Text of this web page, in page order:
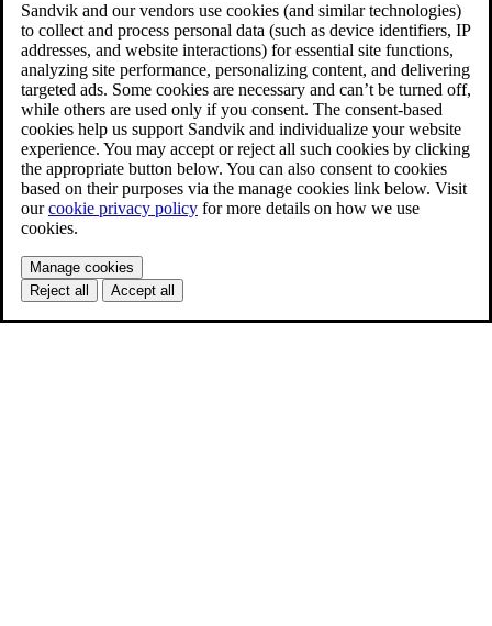
Sandvik and our vendors use cookies (and similar technologies)
to collect and process personal data (such as device identifiers, IP
addresses, and website interactions) for essential site functions,
analyzing site performance, personalizing content, and delivering
targeted ads. Some cookies are necessary and can’t be turned off,
while others are used only if you consent. The consent-based
cookies help us support Sandvik and individualize your website
experience. You may accept or reject all such cookies by clicking
the appropriate button below. You can also consent to cookies
based on their purposes via the manage cookies link below. Visit
ourcookie privacy policy for more details on how we use
cookies.
Manage cookies
Reject all
Accept all